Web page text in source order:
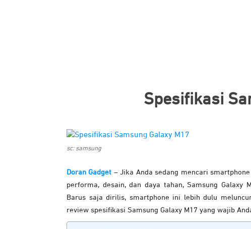
Spesifikasi
sc: samsung
Doran Gadget – Jika Anda sedang mencari
performa, desain, dan daya tahan, Samsung
Barus saja dirilis, smartphone ini lebih dulu
review spesifikasi Samsung Galaxy M17 yang wajib